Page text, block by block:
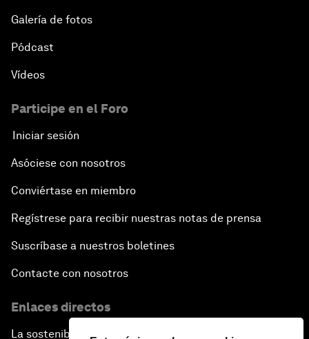
Galería de fotos
Pódcast
Vídeos
Participe en el Foro
Iniciar sesión
Asóciese con nosotros
Conviértase en miembro
Regístrese para recibir nuestras notas de prensa
Suscríbase a nuestros boletines
Contacte con nosotros
Enlaces directos
La sostenibilidad en el Foro